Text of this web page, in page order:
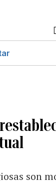
son